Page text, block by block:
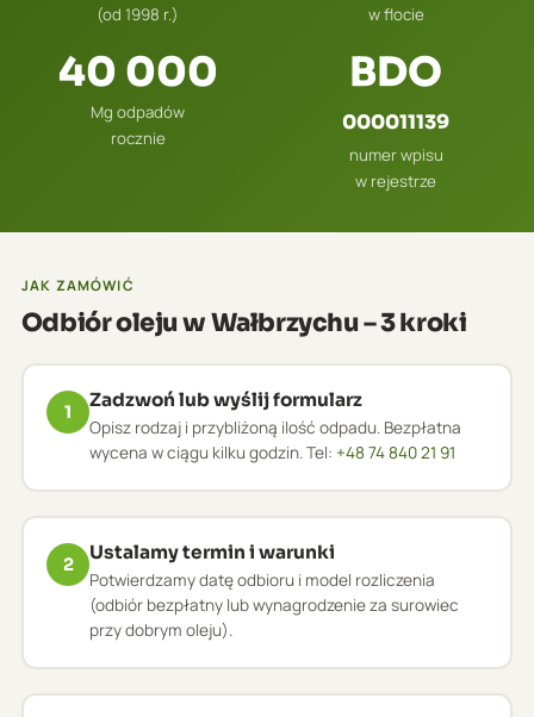
(od 1998 r.)
w flocie
40 000
Mg odpadów
rocznie
BDO
000011139
numer wpisu
w rejestrze
JAK ZAMÓWIĆ
Odbiór oleju w Wałbrzychu – 3 kroki
1
Zadzwoń lub wyślij formularz
Opisz rodzaj i przybliżoną ilość odpadu. Bezpłatna
wycena w ciągu kilku godzin. Tel:+48 74 840 21 91
2
Ustalamy termin i warunki
Potwierdzamy datę odbioru i model rozliczenia
(odbiór bezpłatny lub wynagrodzenie za surowiec
przy dobrym oleju).